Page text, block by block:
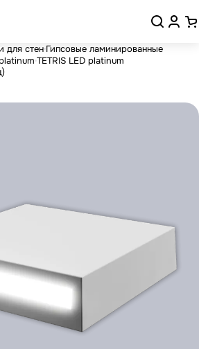
для стен Гипсовые ламинированные
TETRIS LED platinum